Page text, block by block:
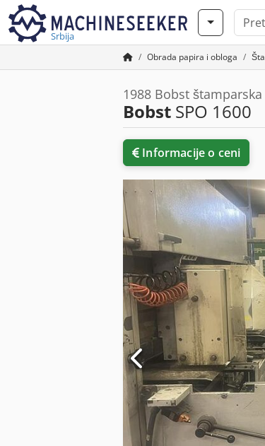
Srbija
Obrada papira i obloga
1988 Bobst
Bobst SPO 1600
Informacije o ceni